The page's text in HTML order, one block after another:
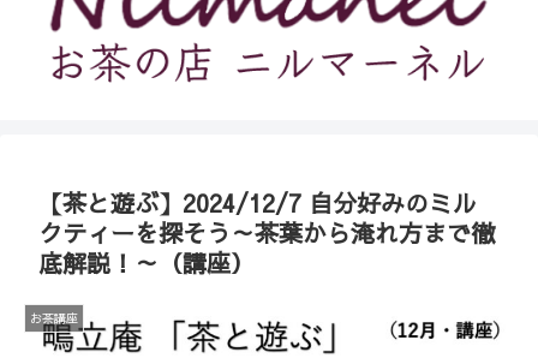
【茶と遊ぶ】2024/12/7 自分好みのミル
クティーを探そう～茶葉から淹れ方まで徹
底解説！～（講座）
お茶講座